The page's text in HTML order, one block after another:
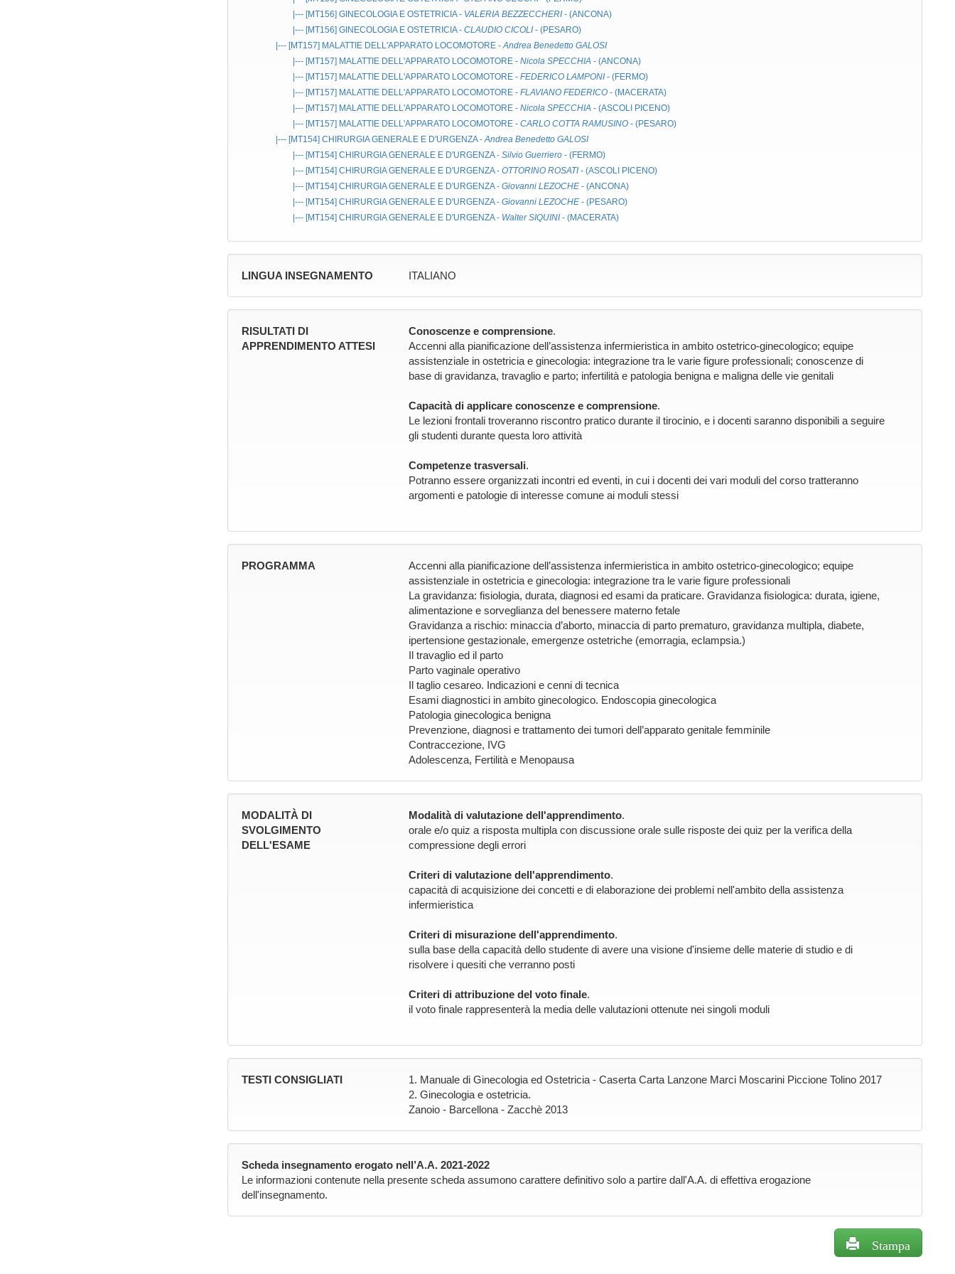
|--- [MT156] GINECOLOGIA E OSTETRICIA- VALERIA BEZZECCHERI - (ANCONA)
|--- [MT156] GINECOLOGIA E OSTETRICIA- CLAUDIO CICOLI - (PESARO)
|--- [MT157] MALATTIE DELL'APPARATO LOCOMOTORE -Andrea Benedetto GALOSI
|--- [MT157] MALATTIE DELL'APPARATO LOCOMOTORE - Nicola SPECCHIA - (ANCONA)
|--- [MT157] MALATTIE DELL'APPARATO LOCOMOTORE - FEDERICO LAMPONI - (FERMO)
|--- [MT157] MALATTIE DELL'APPARATO LOCOMOTORE - FLAVIANO FEDERICO - (MACERATA)
|--- [MT157] MALATTIE DELL'APPARATO LOCOMOTORE - Nicola SPECCHIA - (ASCOLI PICENO)
|--- [MT157] MALATTIE DELL'APPARATO LOCOMOTORE - CARLO COTTA RAMUSINO - (PESARO)
|--- [MT154] CHIRURGIA GENERALE E D'URGENZA-Andrea Benedetto GALOSI
|--- [MT154] CHIRURGIA GENERALE E D'URGENZA- Silvio Guerriero - (FERMO)
|--- [MT154] CHIRURGIA GENERALE E D'URGENZA- OTTORINO ROSATI - (ASCOLI PICENO)
|--- [MT154] CHIRURGIA GENERALE E D'URGENZA- Giovanni LEZOCHE - (ANCONA)
|--- [MT154] CHIRURGIA GENERALE E D'URGENZA- Giovanni LEZOCHE - (PESARO)
|--- [MT154] CHIRURGIA GENERALE E D'URGENZA- Walter SIQUINI - (MACERATA)
LINGUA INSEGNAMENTO ITALIANO
RISULTATI DI
APPRENDIMENTO ATTESI
Conoscenze e comprensione.
Accenni alla pianificazione dell’assistenza infermieristica in ambito ostetrico-ginecologico; equipe
assistenziale in ostetricia e ginecologia: integrazione tra le varie figure professionali; conoscenze di
base di gravidanza, travaglio e parto; infertilità e patologia benigna e maligna delle vie genitali
Capacità di applicare conoscenze e comprensione.
Le lezioni frontali troveranno riscontro pratico durante il tirocinio, e i docenti saranno disponibili a seguire
gli studenti durante questa loro attività
Competenze trasversali.
Potranno essere organizzati incontri ed eventi, in cui i docenti dei vari moduli del corso tratteranno
argomenti e patologie di interesse comune ai moduli stessi
PROGRAMMA
Accenni alla pianificazione dell’assistenza infermieristica in ambito ostetrico-ginecologico; equipe
assistenziale in ostetricia e ginecologia: integrazione tra le varie figure professionali
La gravidanza: fisiologia, durata, diagnosi ed esami da praticare. Gravidanza fisiologica: durata, igiene,
alimentazione e sorveglianza del benessere materno fetale
Gravidanza a rischio: minaccia d’aborto, minaccia di parto prematuro, gravidanza multipla, diabete,
ipertensione gestazionale, emergenze ostetriche (emorragia, eclampsia.)
Il travaglio ed il parto
Parto vaginale operativo
Il taglio cesareo. Indicazioni e cenni di tecnica
Esami diagnostici in ambito ginecologico. Endoscopia ginecologica
Patologia ginecologica benigna
Prevenzione, diagnosi e trattamento dei tumori dell’apparato genitale femminile
Contraccezione, IVG
Adolescenza, Fertilità e Menopausa
MODALITÀ DI
SVOLGIMENTO
DELL'ESAME
Modalità di valutazione dell'apprendimento.
orale e/o quiz a risposta multipla con discussione orale sulle risposte dei quiz per la verifica della
compressione degli errori
Criteri di valutazione dell'apprendimento.
capacità di acquisizione dei concetti e di elaborazione dei problemi nell'ambito della assistenza
infermieristica
Criteri di misurazione dell'apprendimento.
sulla base della capacità dello studente di avere una visione d'insieme delle materie di studio e di
risolvere i quesiti che verranno posti
Criteri di attribuzione del voto finale.
il voto finale rappresenterà la media delle valutazioni ottenute nei singoli moduli
TESTI CONSIGLIATI
1. Manuale di Ginecologia ed Ostetricia - Caserta Carta Lanzone Marci Moscarini Piccione Tolino 2017
2. Ginecologia e ostetricia.
Zanoio - Barcellona - Zacchè 2013
Scheda insegnamento erogato nell’A.A. 2021-2022
Le informazioni contenute nella presente scheda assumono carattere definitivo solo a partire dall'A.A. di effettiva erogazione
dell'insegnamento.
Stampa